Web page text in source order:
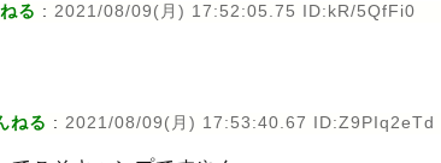
る : 2021/08/09(月) 17:52:05.75 ID:kR/5QfFi0
ねる : 2021/08/09(月) 17:53:40.67 ID:Z9PIq2eTd